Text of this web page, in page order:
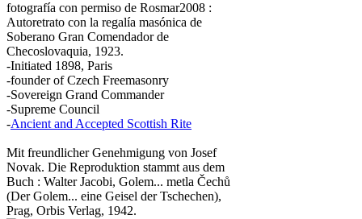
fotografía con permiso de Rosmar2008 :
Autoretrato con la regalía masónica de
Soberano Gran Comendador de
Checoslovaquia, 1923.
-Initiated 1898, Paris
-founder of Czech Freemasonry
-Sovereign Grand Commander
-Supreme Council
-Ancient and Accepted Scottish Rite
Mit freundlicher Genehmigung von Josef
Novak. Die Reproduktion stammt aus dem
Buch : Walter Jacobi, Golem... metla Čechů
(Der Golem... eine Geisel der Tschechen),
Prag, Orbis Verlag, 1942.